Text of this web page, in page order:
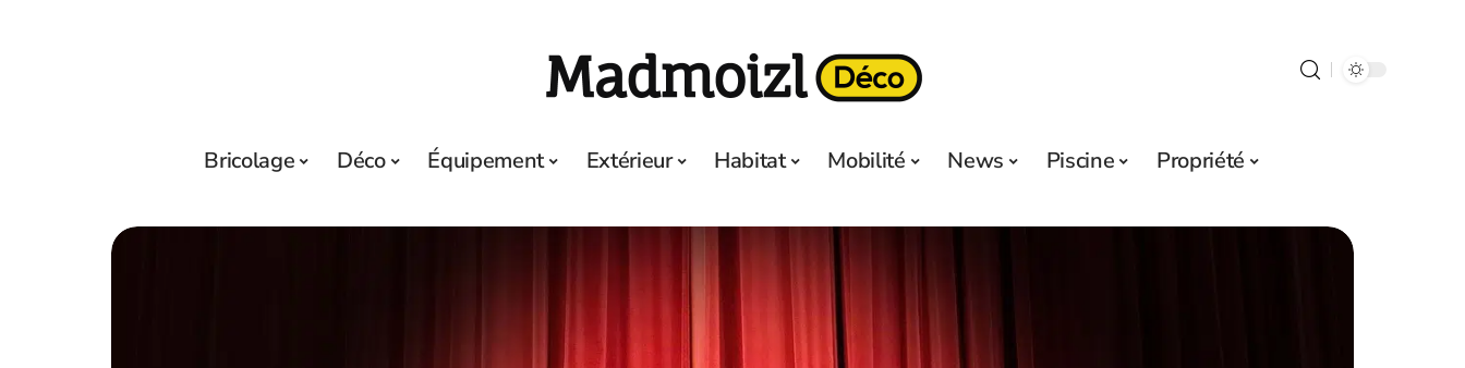
Bricolage Déco Équipement Extérieur Habitat Mobilité News Piscine Propriété